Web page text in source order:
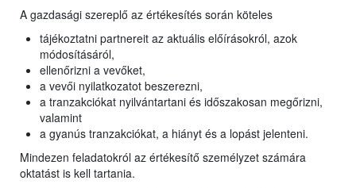
A gazdasági szereplő az értékesítés során köteles
tájékoztatni partnereit az aktuális előírásokról, azok
módosításáról,
ellenőrizni a vevőket,
a vevői nyilatkozatot beszerezni,
a tranzakciókat nyilvántartani és időszakosan megőrizni,
valamint
a gyanús tranzakciókat, a hiányt és a lopást jelenteni.
Mindezen feladatokról az értékesítő személyzet számára
oktatást is kell tartania.